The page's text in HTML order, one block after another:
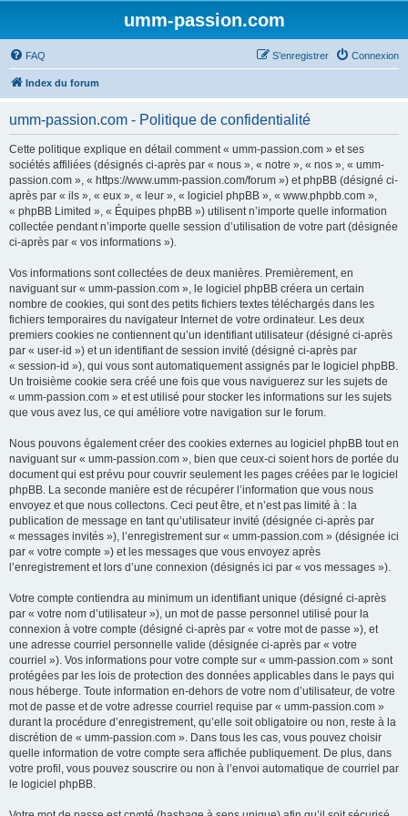
umm-passion.com
FAQ Connexion
S’enregistrer
Index du forum
umm-passion.com - Politique de confidentialité
Cette politique explique en détail comment « umm-passion.com » et ses
sociétés affiliées (désignés ci-après par « nous », « notre », « nos », « umm-
passion.com », « https://www.umm-passion.com/forum ») et phpBB (désigné ci-
après par « ils », « eux », « leur », « logiciel phpBB », « www.phpbb.com »,
« phpBB Limited », « Équipes phpBB ») utilisent n’importe quelle information
collectée pendant n’importe quelle session d’utilisation de votre part (désignée
ci-après par « vos informations »).
Vos informations sont collectées de deux manières. Premièrement, en
naviguant sur « umm-passion.com », le logiciel phpBB créera un certain
nombre de cookies, qui sont des petits fichiers textes téléchargés dans les
fichiers temporaires du navigateur Internet de votre ordinateur. Les deux
premiers cookies ne contiennent qu’un identifiant utilisateur (désigné ci-après
par « user-id ») et un identifiant de session invité (désigné ci-après par
« session-id »), qui vous sont automatiquement assignés par le logiciel phpBB.
Un troisième cookie sera créé une fois que vous naviguerez sur les sujets de
« umm-passion.com » et est utilisé pour stocker les informations sur les sujets
que vous avez lus, ce qui améliore votre navigation sur le forum.
Nous pouvons également créer des cookies externes au logiciel phpBB tout en
naviguant sur « umm-passion.com », bien que ceux-ci soient hors de portée du
document qui est prévu pour couvrir seulement les pages créées par le logiciel
phpBB. La seconde manière est de récupérer l’information que vous nous
envoyez et que nous collectons. Ceci peut être, et n’est pas limité à : la
publication de message en tant qu’utilisateur invité (désignée ci-après par
« messages invités »), l’enregistrement sur « umm-passion.com » (désignée ici
par « votre compte ») et les messages que vous envoyez après
l’enregistrement et lors d’une connexion (désignés ici par « vos messages »).
Votre compte contiendra au minimum un identifiant unique (désigné ci-après
par « votre nom d’utilisateur »), un mot de passe personnel utilisé pour la
connexion à votre compte (désigné ci-après par « votre mot de passe »), et
une adresse courriel personnelle valide (désignée ci-après par « votre
courriel »). Vos informations pour votre compte sur « umm-passion.com » sont
protégées par les lois de protection des données applicables dans le pays qui
nous héberge. Toute information en-dehors de votre nom d’utilisateur, de votre
mot de passe et de votre adresse courriel requise par « umm-passion.com »
durant la procédure d’enregistrement, qu’elle soit obligatoire ou non, reste à la
discrétion de « umm-passion.com ». Dans tous les cas, vous pouvez choisir
quelle information de votre compte sera affichée publiquement. De plus, dans
votre profil, vous pouvez souscrire ou non à l’envoi automatique de courriel par
le logiciel phpBB.